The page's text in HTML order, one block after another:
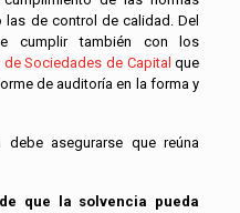
de control de calidad. Del
cumplir también con los
Sociedades de Capital que
de auditoría en la forma y
asegurarse que reúna
que la solvencia pueda